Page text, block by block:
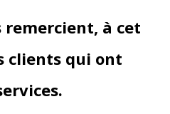
remercient, à cet
clients qui ont